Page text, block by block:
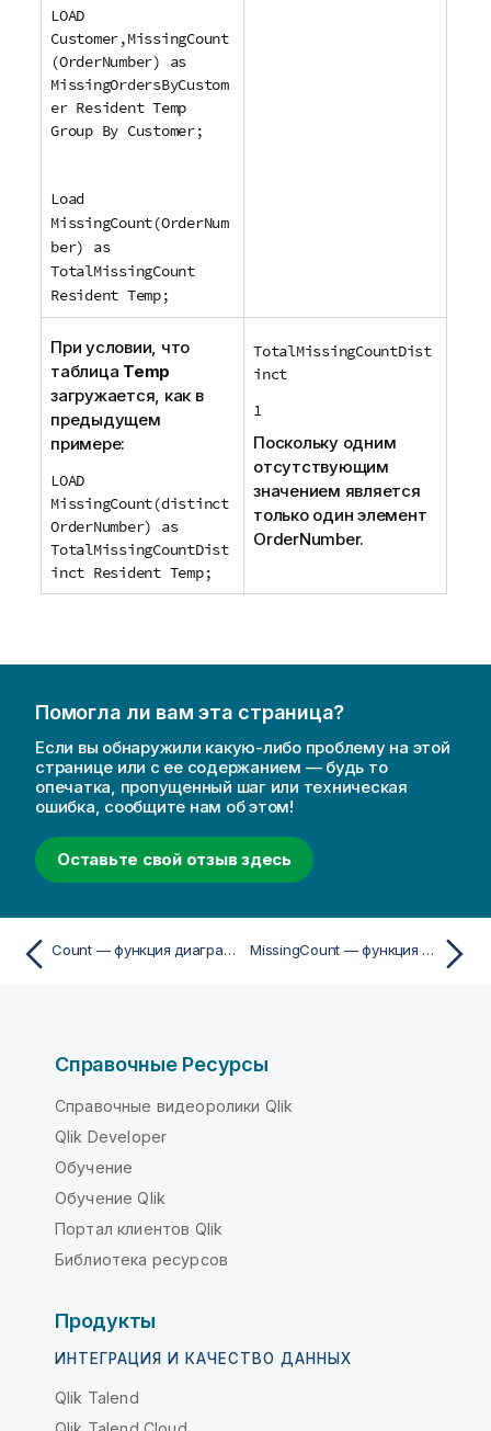
LOAD
Customer,MissingCount
(OrderNumber) as
MissingOrdersByCustom
er Resident Temp
Group By Customer;
Load
MissingCount(OrderNum
ber) as
TotalMissingCount
Resident Temp;
При условии, что
таблица Temp
загружается, как в
предыдущем
примере:
LOAD
MissingCount(distinct
OrderNumber) as
TotalMissingCountDist
inct Resident Temp;
TotalMissingCountDist
inct
1
Поскольку одним
отсутствующим
значением является
только один элемент
OrderNumber.
Помогла ли вам эта страница?
Если вы обнаружили какую-либо проблему на этой
странице или с ее содержанием — будь то
опечатка, пропущенный шаг или техническая
ошибка, сообщите нам об этом!
Оставьте свой отзыв здесь
Count — функция диаграммы MissingCount — функция диаграммы
Справочные Ресурсы
Справочные видеоролики Qlik
Qlik Developer
Обучение
Обучение Qlik
Портал клиентов Qlik
Библиотека ресурсов
Продукты
ИНТЕГРАЦИЯ И КАЧЕСТВО ДАННЫХ
Qlik Talend